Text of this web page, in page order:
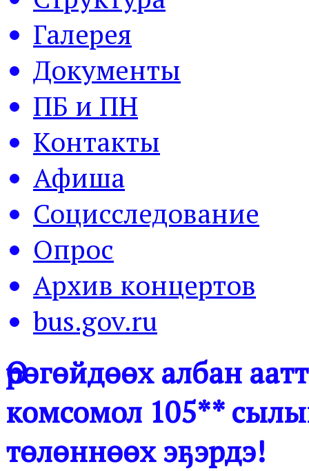
Галерея
Документы
ПБ и ПН
Контакты
Афиша
Социсследование
Опрос
Архив концертов
bus.gov.ru
Өрөгөйдөөх албан
комсомол 105**
төлөннөөх эҕэрдэ!